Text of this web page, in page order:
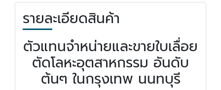
รายละเอียดสินค้า
ตัวแทนจำหน่ายและขายใบเลื่อย
ตัดโลหะอุตสาหกรรม อันดับ
ต้นๆ ในกรุงเทพ นนทบุรี